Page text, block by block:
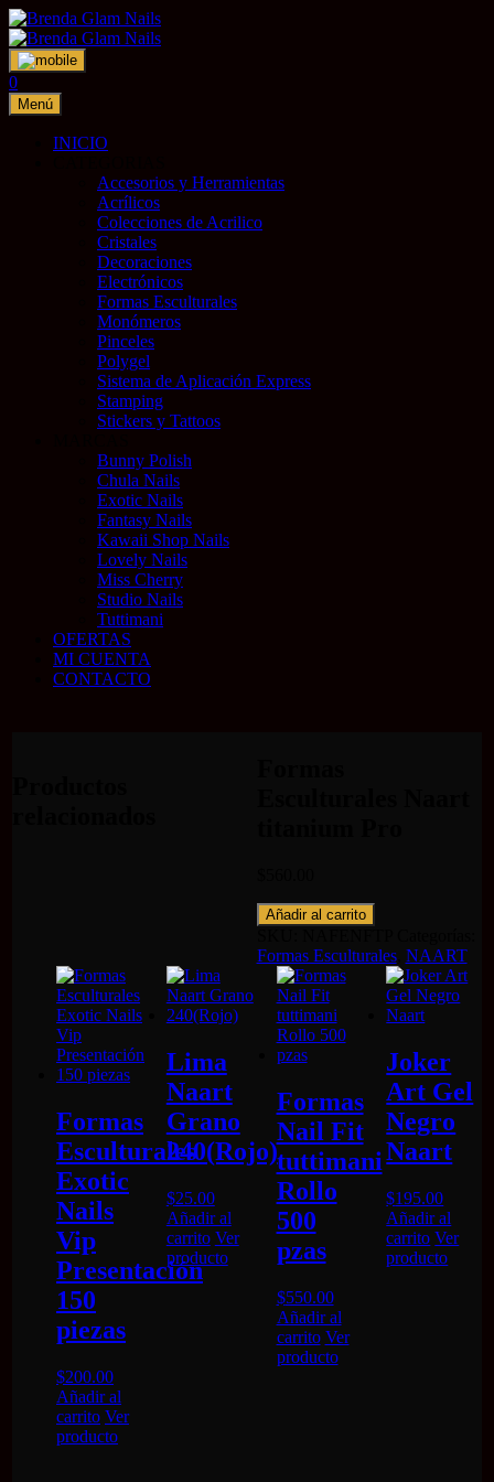
Saltar
al
contenido
0
Menú
INICIO
Accesorios y Herramientas
Acrílicos
Colecciones de Acrilico
Cristales
Decoraciones
Electrónicos
Formas Esculturales
Monómeros
Pinceles
Polygel
Sistema de Aplicación Express
Stamping
Stickers y Tattoos
Bunny Polish
Chula Nails
Exotic Nails
Fantasy Nails
Kawaii Shop Nails
Lovely Nails
Miss Cherry
Studio Nails
Tuttimani
OFERTAS
MI CUENTA
CONTACTO
Formas
Esculturales
Naart
titanium
Pro
cantidad
Añadir al carrito
Formas Esculturales, NAART
Formas
Esculturales
Exotic
Nails
Vip
Presentación
150
piezas
$200.00
Añadir al
carrito Ver
producto
Lima
Naart
Grano
240(Rojo)
$25.00
Añadir al
carrito Ver
producto
Formas
Nail Fit
tuttimani
Rollo
500
pzas
$550.00
Añadir al
carrito Ver
producto
Joker
Art Gel
Negro
Naart
$195.00
Añadir al
carrito Ver
producto